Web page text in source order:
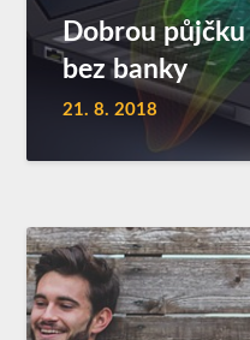
Dobrou
bez banky
21. 8. 2018